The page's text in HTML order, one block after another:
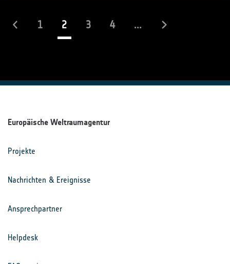
1 2(laufend)
3 4 ...
Europäische Weltraumagentur
Projekte
Nachrichten & Ereignisse
Ansprechpartner
Helpdesk